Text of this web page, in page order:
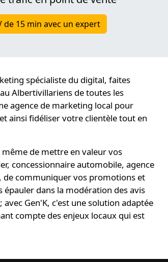
de 15 min avec un expert
spécialiste du digital, faites
Albertivillariens de toutes les
agence de marketing local pour
ainsi fidéliservotre clientèle tout en
même de mettre en valeur vos
concessionnaire automobile, agence
communiquer vos promotions et
dans la modération des avis
Gen'K, c'est unesolution adaptée
compte des enjeux locaux qui est